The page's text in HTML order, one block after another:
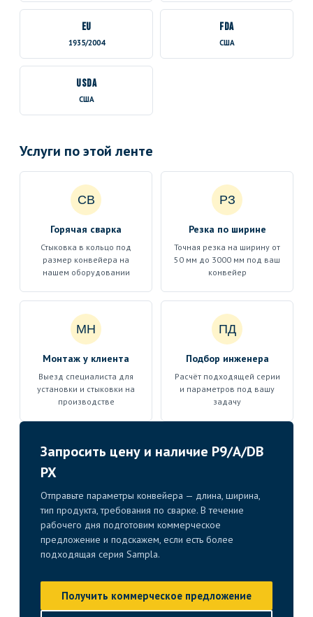
EU
1935/2004
FDA
США
USDA
США
Услуги по этой ленте
СВ
Горячая сварка
Стыковка в кольцо под
размер конвейера на
нашем оборудовании
РЗ
Резка по ширине
Точная резка на ширину от
50 мм до 3000 мм под ваш
конвейер
МН
Монтаж у клиента
Выезд специалиста для
установки и стыковки на
производстве
ПД
Подбор инженера
Расчёт подходящей серии
и параметров под вашу
задачу
Запросить цену и наличие P9/A/DB
PX
Отправьте параметры конвейера — длина, ширина,
тип продукта, требования по сварке. В течение
рабочего дня подготовим коммерческое
предложение и подскажем, если есть более
подходящая серия Sampla.
Получить коммерческое предложение